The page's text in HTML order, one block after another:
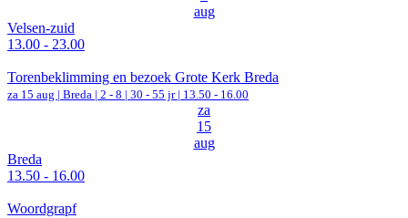
aug
Velsen-zuid
13.00 - 23.00
Torenbeklimming en bezoek Grote Kerk Breda
za 15 aug | Breda | 2 - 8 | 30 - 55 jr | 13.50 - 16.00
za
15
aug
Breda
13.50 - 16.00
Woordgrapf